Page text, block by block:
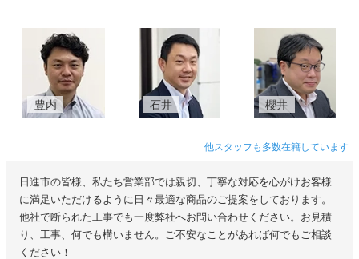
豊内 石井 櫻井
他スタッフも多数在籍しています
日進市の皆様、私たち営業部では親切、丁寧な対応を心がけお客様
に満足いただけるように日々最適な商品のご提案をしております。
他社で断られた工事でも一度弊社へお問い合わせください。お見積
り、工事、何でも構いません。ご不安なことがあれば何でもご相談
ください！